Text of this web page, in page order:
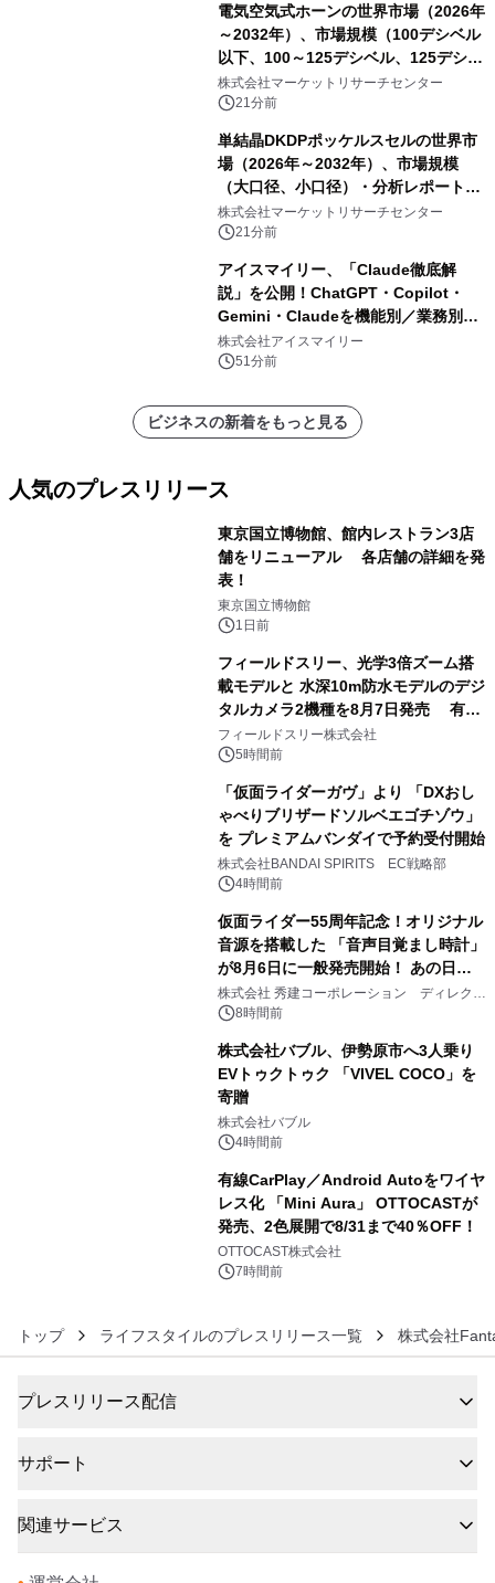
査）・分析レポートを発表
電気空気式ホーンの世界市場（2026年
～2032年）、市場規模（100デシベル
以下、100～125デシベル、125デシベ
ル以上）・分析レポートを発表
株式会社マーケットリサーチセンター
21分前
単結晶DKDPポッケルスセルの世界市
場（2026年～2032年）、市場規模
（大口径、小口径）・分析レポートを
発表
株式会社マーケットリサーチセンター
21分前
アイスマイリー、「Claude徹底解
説」を公開！ChatGPT・Copilot・
Gemini・Claudeを機能別／業務別に
比較―自社に合う生成AIの選び方がわ
かる実践ガイド
株式会社アイスマイリー
51分前
ビジネスの新着をもっと見る
人気のプレスリリース
東京国立博物館、館内レストラン3店
舗をリニューアル 各店舗の詳細を発
表！
東京国立博物館
1日前
フィールドスリー、光学3倍ズーム搭
載モデルと 水深10m防水モデルのデジ
タルカメラ2機種を8月7日発売 有効
約1300万画素、用途別に選べるコンデ
ジ新登場
フィールドスリー株式会社
5時間前
「仮面ライダーガヴ」より 「DXおし
ゃべりブリザードソルベエゴチゾウ」
を プレミアムバンダイで予約受付開始
株式会社BANDAI SPIRITS EC戦略部
4時間前
仮面ライダー55周年記念！オリジナル
音源を搭載した 「音声目覚まし時計」
が8月6日に一般発売開始！ あの日の
大興奮が今甦る
株式会社 秀建コーポレーション ディレクト
アートギャラリー
8時間前
株式会社バブル、伊勢原市へ3人乗り
EVトゥクトゥク 「VIVEL COCO」を
寄贈
株式会社バブル
4時間前
有線CarPlay／Android Autoをワイヤ
レス化 「Mini Aura」 OTTOCASTが
発売、2色展開で8/31まで40％OFF！
OTTOCAST株式会社
7時間前
トップ ライフスタイルのプレスリリース一覧 株式会社
プレスリリース配信
サポート
関連サービス